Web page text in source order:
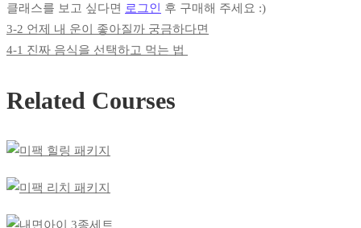
클래스를 보고 싶다면 로그인 후 구매해 주세요 :)
3-2 언제 내 운이 좋아질까 궁금하다면
4-1 진짜 음식을 선택하고 먹는 법
Related Courses